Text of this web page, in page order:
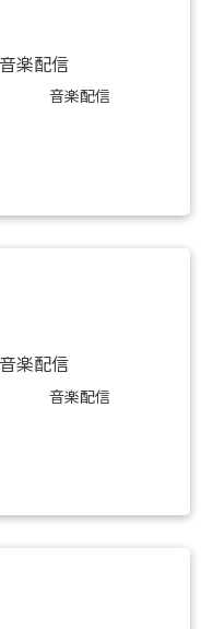
音楽配信
音楽配信